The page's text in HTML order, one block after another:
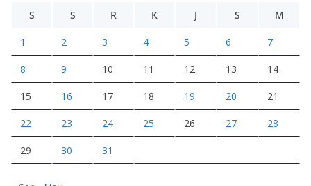
S
S R K J S M
1 2 3 4 5 6 7
8 9 10 11 12 13 14
15 16 17 18 19 20 21
22 23 24 25 26 27 28
29 30 31